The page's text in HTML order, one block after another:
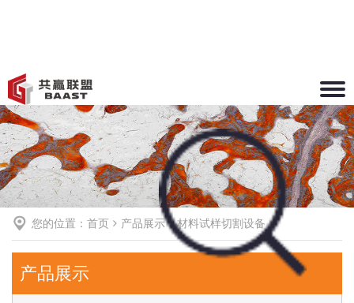
Toggle
您的位置： 首页 产品展示 材料试样切割设备
产品展示